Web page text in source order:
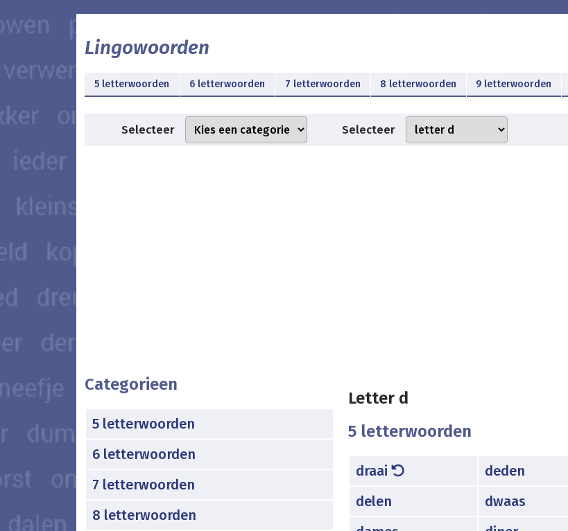
Lingowoorden
5 letterwoorden 6 letterwoorden 7 letterwoorden 8 letterwoorden 9 letterwoorden
Selecteer Selecteer
Categorieen
5 letterwoorden
6 letterwoorden
7 letterwoorden
8 letterwoorden
Letter d
5 letterwoorden
draai deden
delen
dwaas